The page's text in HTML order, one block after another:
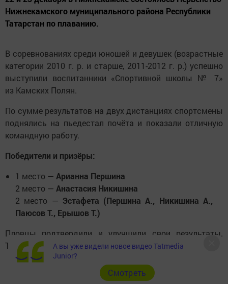
Нижнекамского муниципального района Республики
Татарстан по плаванию.
В соревнованиях среди юношей и девушек (возрастные
категории 2010 г. р. и старше, 2011-2012 г. р.) успешно
выступили воспитанники «Спортивной школы № 7»
из Камских Полян.
По сумме результатов на двух дистанциях спортсмены
поднялись на пьедестал почёта и показали отличную
командную работу.
Победители и призёры:
1 место — Арианна Першина
2 место — Анастасия Никишина
2 место — Эстафета (Першина А., Никишина А.,
Паюсов Т., Ерышов Т.)
Пловцы подтвердили и улучшили свои результаты.
Тренер — преподаватель: Ринат Ахатович Шафиков
А вы уже видели новое видео Tatmedia
Junior?
Cмотреть